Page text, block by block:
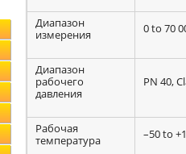
Диапазон
измерения
0 to 70
Диапазон
рабочего
давления
PN 40,
Рабочая
температура
–50 to